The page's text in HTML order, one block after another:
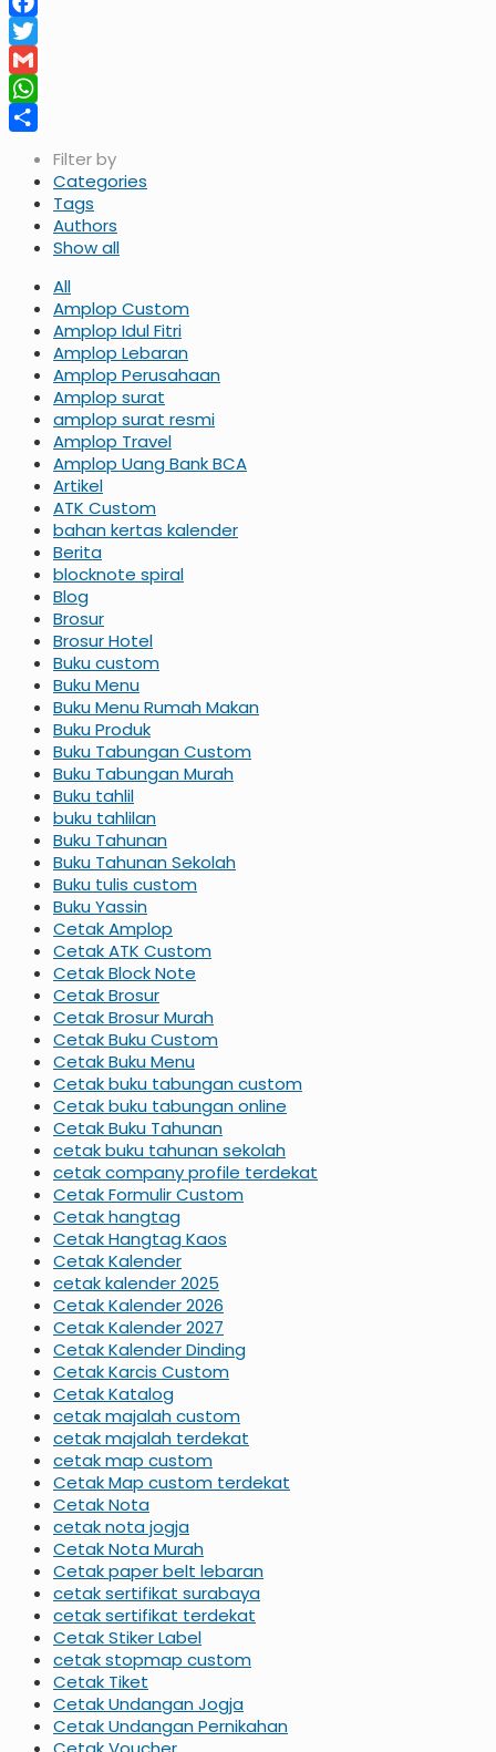
Facebook
Twitter
Gmail
WhatsApp
Filter by
Categories
Tags
Authors
Show all
All
Amplop Custom
Amplop Idul Fitri
Amplop Lebaran
Amplop Perusahaan
Amplop surat
amplop surat resmi
Amplop Travel
Amplop Uang Bank BCA
Artikel
ATK Custom
bahan kertas kalender
Berita
blocknote spiral
Blog
Brosur
Brosur Hotel
Buku custom
Buku Menu
Buku Menu Rumah Makan
Buku Produk
Buku Tabungan Custom
Buku Tabungan Murah
Buku tahlil
buku tahlilan
Buku Tahunan
Buku Tahunan Sekolah
Buku tulis custom
Buku Yassin
Cetak Amplop
Cetak ATK Custom
Cetak Block Note
Cetak Brosur
Cetak Brosur Murah
Cetak Buku Custom
Cetak Buku Menu
Cetak buku tabungan custom
Cetak buku tabungan online
Cetak Buku Tahunan
cetak buku tahunan sekolah
cetak company profile terdekat
Cetak Formulir Custom
Cetak hangtag
Cetak Hangtag Kaos
Cetak Kalender
cetak kalender 2025
Cetak Kalender 2026
Cetak Kalender 2027
Cetak Kalender Dinding
Cetak Karcis Custom
Cetak Katalog
cetak majalah custom
cetak majalah terdekat
cetak map custom
Cetak Map custom terdekat
Cetak Nota
cetak nota jogja
Cetak Nota Murah
Cetak paper belt lebaran
cetak sertifikat surabaya
cetak sertifikat terdekat
Cetak Stiker Label
cetak stopmap custom
Cetak Tiket
Cetak Undangan Jogja
Cetak Undangan Pernikahan